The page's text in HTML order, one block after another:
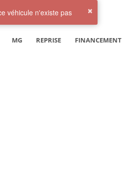
MG REPRISE FINANCEMENT